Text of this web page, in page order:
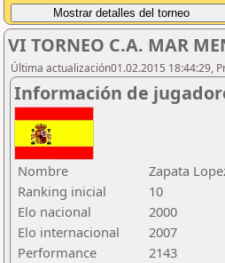
VI TORNEO C.A. MAR
Última actualización01.02.2015 18:44:29,
Información de
Nombre
Zapata
Ranking inicial
10
Elo nacional
2000
Elo internacional
2007
Performance
2143